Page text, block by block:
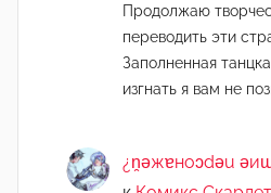
Продолжаю
переводить эти
Заполненная
изгнать я вам не
¿n̯ǝжɐноɔdǝu